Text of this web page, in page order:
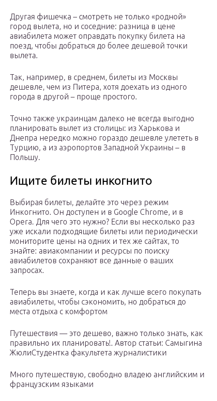
Другая фишечка – смотреть не только «родной»
город вылета, но и соседние: разница в цене
авиабилета может оправдать покупку билета на
поезд, чтобы добраться до более дешевой точки
вылета.
Так, например, в среднем, билеты из Москвы
дешевле, чем из Питера, хотя доехать из одного
города в другой – проще простого.
Точно также украинцам далеко не всегда выгодно
планировать вылет из столицы: из Харькова и
Днепра нередко можно гораздо дешевле улететь в
Турцию, а из аэропортов Западной Украины – в
Польшу.
Ищите билеты инкогнито
Выбирая билеты, делайте это через режим
Инкогнито. Он доступен и в Google Chrome, и в
Opera. Для чего это нужно? Если вы несколько раз
уже искали подходящие билеты или периодически
мониторите цены на одних и тех же сайтах, то
знайте: авиакомпании и ресурсы по поиску
авиабилетов сохраняют все данные о ваших
запросах.
Теперь вы знаете, когда и как лучше всего покупать
авиабилеты, чтобы сэкономить, но добраться до
места отдыха с комфортом
Путешествия — это дешево, важно только знать, как
правильно их планировать!. Автор статьи: Самыгина
ЖюлиСтудентка факультета журналистики
Много путешествую, свободно владею английским и
французским языками